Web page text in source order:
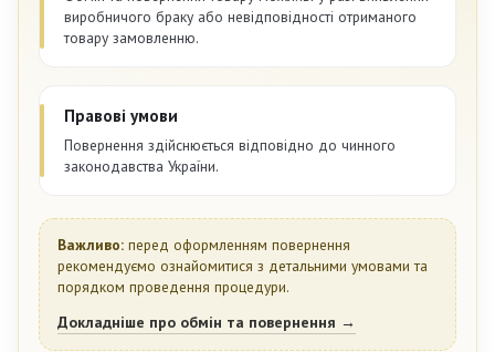
виробничого браку або невідповідності отриманого
товару замовленню.
Правові умови
Повернення здійснюється відповідно до чинного
законодавства України.
Важливо: перед оформленням повернення
рекомендуємо ознайомитися з детальними умовами та
порядком проведення процедури.
Докладніше про обмін та повернення →